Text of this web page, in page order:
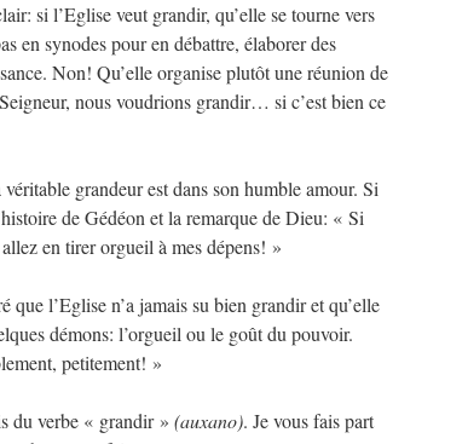
si l’Eglise veut grandir, qu’elle se tourne vers
en synodes pour en débattre, élaborer des
Non! Qu’elle organise plutôt une réunion de
nous voudrions grandir… si c’est bien ce
grandeur est dans son humble amour. Si
de Gédéon et la remarque de Dieu: « Si
en tirer orgueil à mes dépens! »
l’Eglise n’a jamais su bien grandir et qu’elle
démons: l’orgueil ou le goût du pouvoir.
petitement! »
du verbe « grandir » (auxano). Je vous fais part